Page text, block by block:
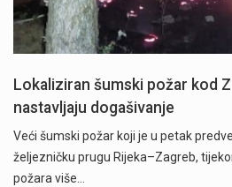
Lokaliziran šumski požar kod
nastavljaju dogašivanje
Veći šumski požar koji je u petak
željezničku prugu Rijeka–Zagreb,
požara više…